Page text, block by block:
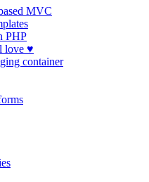
MVC
PHP
love ♥
container